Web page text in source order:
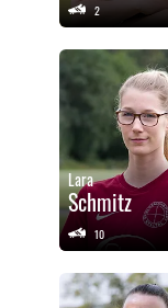
2
Lara
Schmitz
10